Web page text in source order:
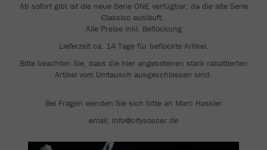
Ab sofort gibt ist die neue Serie ONE verfügbar, da die alte Serie
Classico ausläuft.
Alle Preise inkl. Beflockung
Lieferzeit ca. 14 Tage für beflockte Artikel.
Bitte beachten Sie, dass die hier angebotenen stark rabattierten
Artikel vom Umtausch ausgeschlossen sind.
Bei Fragen wenden Sie sich bitte an Marc Hassler
email: info@citysoccer.de